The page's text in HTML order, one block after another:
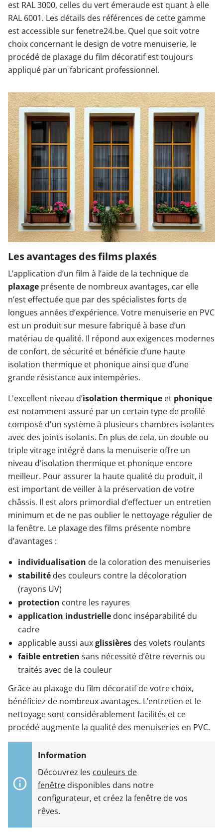
est RAL 3000, celles du vert émeraude est quant à elle
RAL 6001. Les détails des références de cette gamme
est accessible sur fenetre24.be. Quel que soit votre
choix concernant le design de votre menuiserie, le
procédé de plaxage du film décoratif est toujours
appliqué par un fabricant professionnel.
Les avantages des films plaxés
L’application d’un film à l’aide de la technique de
plaxage présente de nombreux avantages, car elle
n’est effectuée que par des spécialistes forts de
longues années d’expérience. Votre menuiserie en PVC
est un produit sur mesure fabriqué à base d’un
matériau de qualité. Il répond aux exigences modernes
de confort, de sécurité et bénéficie d’une haute
isolation thermique et phonique ainsi que d’une
grande résistance aux intempéries.
L'excellent niveau d’isolation thermique et phonique
est notamment assuré par un certain type de profilé
composé d'un système à plusieurs chambres isolantes
avec des joints isolants. En plus de cela, un double ou
triple vitrage intégré dans la menuiserie offre un
niveau d'isolation thermique et phonique encore
meilleur. Pour assurer la haute qualité du produit, il
est important de veiller à la préservation de votre
châssis. Il est alors primordial d’effectuer un entretien
minimum et de ne pas oublier le nettoyage régulier de
la fenêtre. Le plaxage des films présente nombre
d’avantages :
individualisation de la coloration des menuiseries
stabilité des couleurs contre la décoloration
(rayons UV)
protection contre les rayures
application industrielle donc inséparabilité du
cadre
applicable aussi auxglissières des volets roulants
faible entretien sans nécessité d’être revernis ou
traités avec de la couleur
Grâce au plaxage du film décoratif de votre choix,
bénéficiez de nombreux avantages. L’entretien et le
nettoyage sont considérablement facilités et ce
procédé augmente la qualité des menuiseries en PVC.
Découvrez les couleurs de
fenêtre disponibles dans notre
configurateur, et créez la fenêtre de vos
rêves.